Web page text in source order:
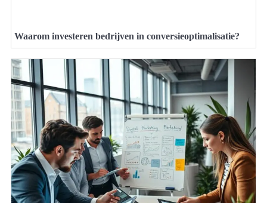
Waarom investeren bedrijven in conversieoptimalisatie?